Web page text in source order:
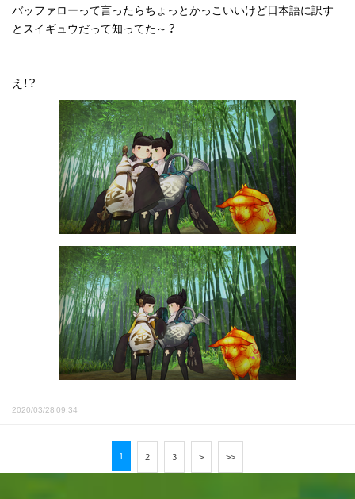
バッファローって言ったらちょっとかっこいいけど日本語に訳す
とスイギュウだって知ってた～？
え！？
2020/03/28 09:34
1 2 3 > >>